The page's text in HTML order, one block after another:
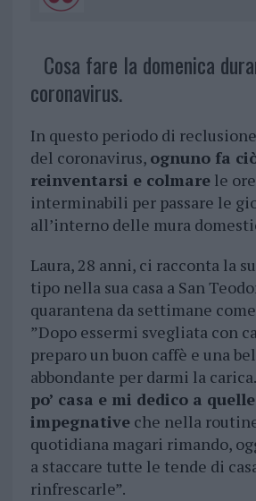
Cosa fare la domenica
coronavirus.
In questo periodo di
del coronavirus, ognuno fa
reinventarsi e colmarele ore
interminabili per passare le
all’interno delle mura
Laura, 28 anni, ci racconta la
tipo nella sua casa a San
quarantena da settimane
”Dopo essermi svegliata con
preparo un buon caffè e una
abbondante per darmi la carica.
po’ casa e mi dedico a
impegnativeche nella
quotidiana magari rimando,
a staccare tutte le tende di
rinfrescarle”.